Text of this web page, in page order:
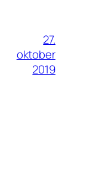
27.
oktober
2019